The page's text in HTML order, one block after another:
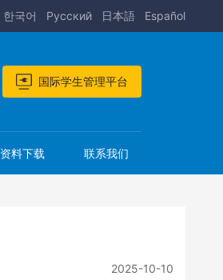
한국어 Pусский 日本語 Español
国际学生管理平台
资料下载 联系我们
2025-10-10